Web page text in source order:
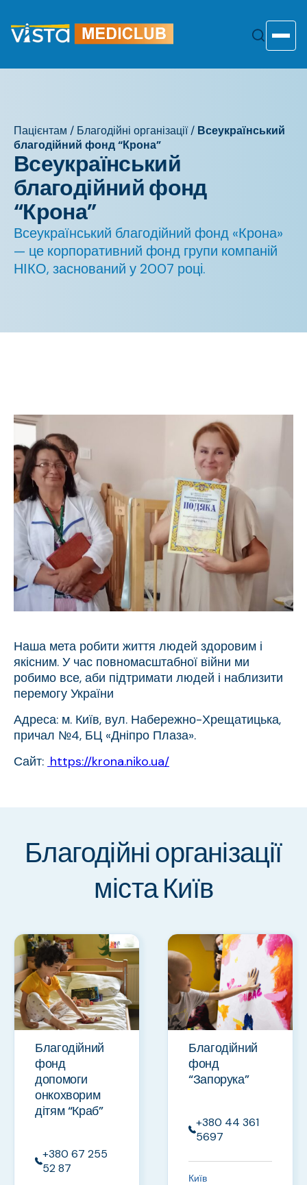
змісту
Пацієнтам / Благодійні організації/ Всеукраїнський
благодійний фонд “Крона”
Всеукраїнський
благодійний фонд
“Крона”
Всеукраїнський благодійний фонд «Крона»
— це корпоративний фонд групи компаній
НІКО, заснований у 2007 році.
Наша мета робити життя людей здоровим і
якісним. У час повномасштабної війни ми
робимо все, аби підтримати людей і наблизити
перемогу України
Адреса: м. Київ, вул. Набережно-Хрещатицька,
причал №4, БЦ «Дніпро Плаза».
Сайт: https://krona.niko.ua/
Благодійні організації
міста Київ
Благодійний
фонд
допомоги
онкохворим
дітям “Краб”
+380 67 255
52 87
Благодійний
фонд
“Запорука”
+380 44 361
5697
Київ